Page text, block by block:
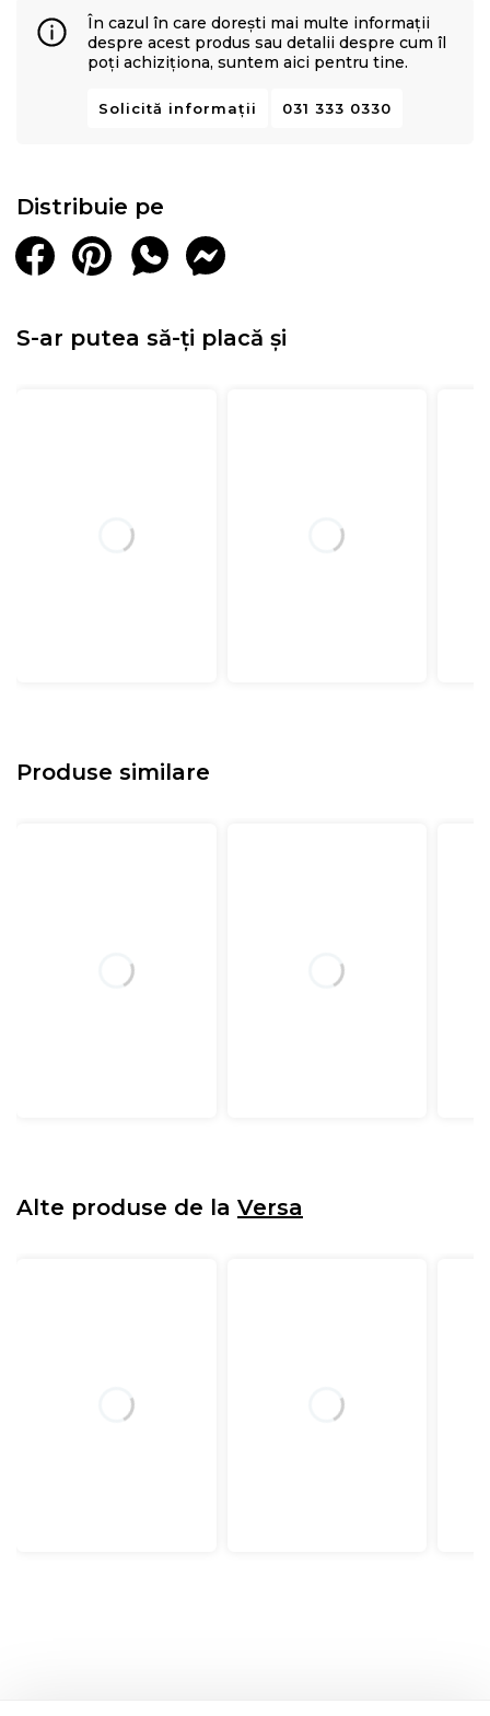
În cazul în care dorești mai multe informații
despre acest produs sau detalii despre cum îl
poți achiziționa, suntem aici pentru tine.
Solicită informații 031 333 0330
Distribuie pe
S-ar putea să-ți placă și
Produse similare
Alte produse de la Versa